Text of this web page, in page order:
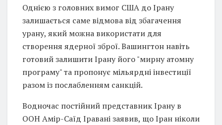
Однією з головних вимог США до Ірану
залишається саме відмова від збагачення
урану, який можна використати для
створення ядерної зброї. Вашингтон навіть
готовий залишити Ірану його "мирну атомну
програму" та пропонує мільярдні інвестиції
разом із послабленням санкцій.
Водночас постійний представник Ірану в
ООН Амір-Саїд Іравані заявив, що Іран ніколи